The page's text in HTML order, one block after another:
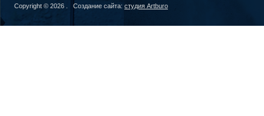
Copyright © 2026 . Создание сайта: студия Artburo